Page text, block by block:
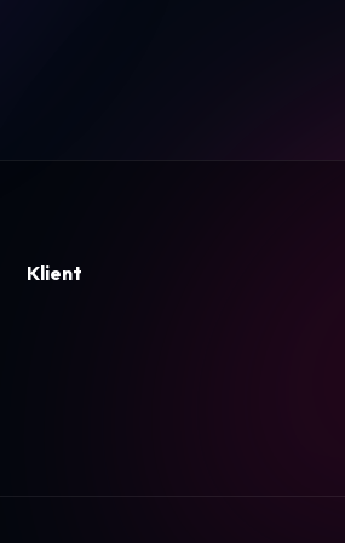
Klient